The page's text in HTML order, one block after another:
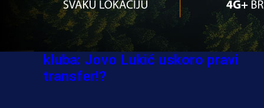
3 dan 18 h
A Selekcija
Stigla potvrda od predsjednika
kluba: Jovo Lukić uskoro pravi
transfer!?